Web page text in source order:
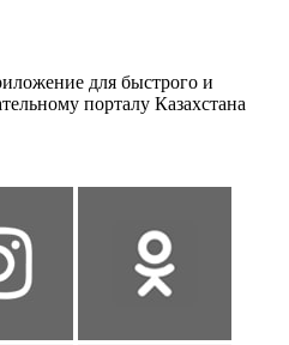
для быстрого и
порталу Казахстана